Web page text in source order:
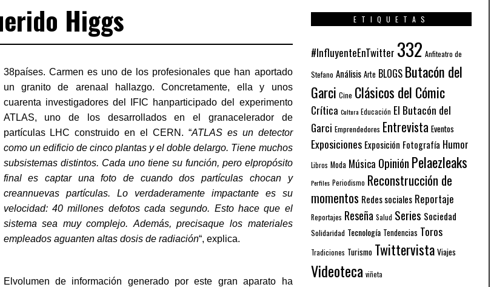
Higgs
38países. Carmen es uno de los profesionales que han aportado
un granito de arenaal hallazgo. Concretamente, ella y unos
cuarenta investigadores del IFIC hanparticipado del experimento
ATLAS, uno de los desarrollados en el granacelerador de
partículas LHC construido en el CERN. “ATLAS es un detector
como un edificio de cinco plantas y el doble delargo. Tiene muchos
subsistemas distintos. Cada uno tiene su función, pero elpropósito
final es captar una foto de cuando dos partículas chocan y
creannuevas partículas. Lo verdaderamente impactante es su
velocidad: 40 millones defotos cada segundo. Esto hace que el
sistema sea muy complejo. Además, precisaque los materiales
empleados aguanten altas dosis de radiación“, explica.
Elvolumen de información generado por este gran aparato ha
ETIQUETAS
#InfluyenteEnTwitter 332 Anfiteatro de
Stefano Análisis Arte BLOGS Butacón del
Garci Cine Clásicos del Cómic
Crítica Cultura Educación El Butacón del
Garci Emprendedores Entrevista Eventos
Exposiciones Exposición Fotografía Humor
Libros Moda Música Opinión Pelaezleaks
Perfiles Periodismo Reconstrucción de
momentos Redes sociales Reportaje
Reportajes Reseña Salud Series Sociedad
Solidaridad Tecnología Tendencias Toros
Tradiciones Turismo Twittervista Viajes
Videoteca viñeta